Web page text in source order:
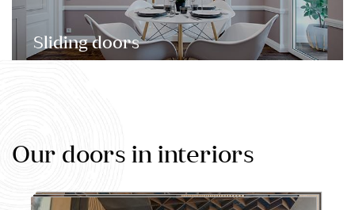
Sliding doors
Our doors in interiors